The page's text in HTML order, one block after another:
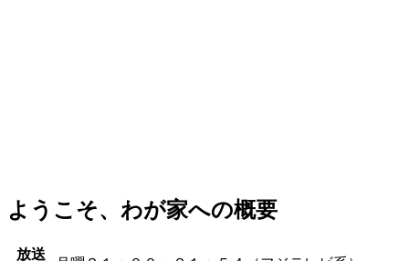
ようこそ、わが家への概要
放送